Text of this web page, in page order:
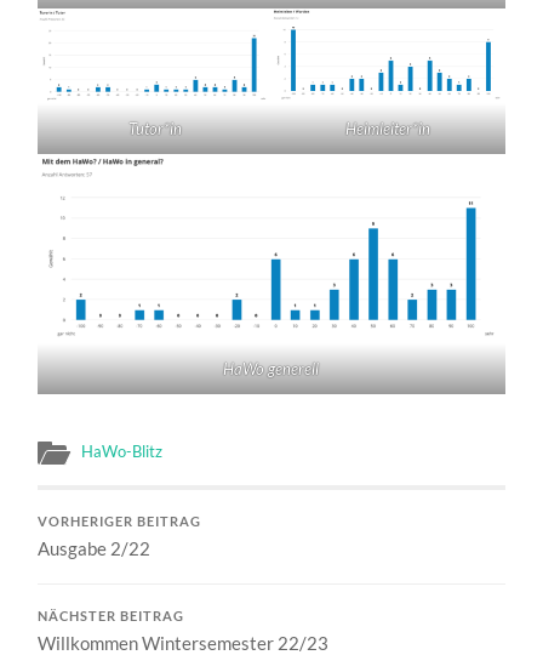
Tutor*in Heimleiter*in
HaWo generell
HaWo-Blitz
VORHERIGER BEITRAG
Ausgabe 2/22
NÄCHSTER BEITRAG
Willkommen Wintersemester 22/23